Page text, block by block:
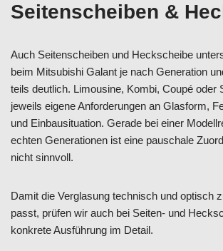
Seitenscheiben &
Auch Seitenscheiben und Heckscheibe
beim Mitsubishi Galant je nach Generation
teils deutlich. Limousine, Kombi, Coupé oder
jeweils eigene Anforderungen an Glasform,
und Einbausituation. Gerade bei einer
echten Generationen ist eine pauschale
nicht sinnvoll.
Damit die Verglasung technisch und optisch
passt, prüfen wir auch bei Seiten- und
konkrete Ausführung im Detail.